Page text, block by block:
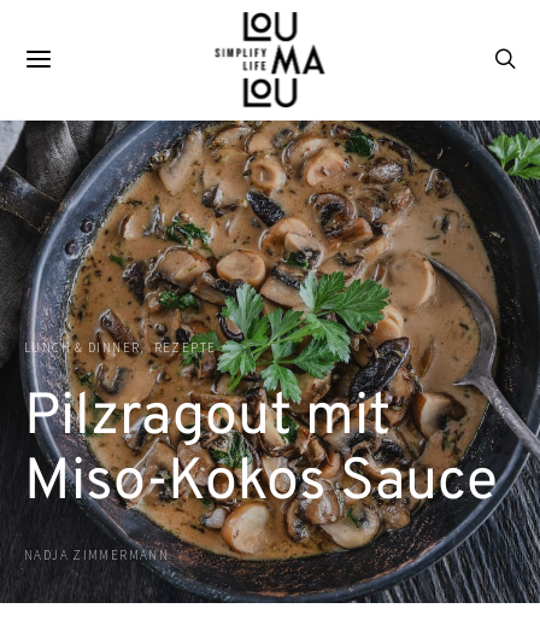
LUNCH & DINNER REZEPTE
Pilzragout mit
Miso-Kokos Sauce
NADJA ZIMMERMANN